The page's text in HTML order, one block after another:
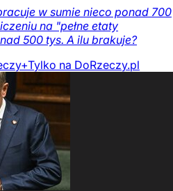
w sumie nieco ponad 700
na "pełne etaty
500 tys. A ilu brakuje?
Tylko na DoRzeczy.pl